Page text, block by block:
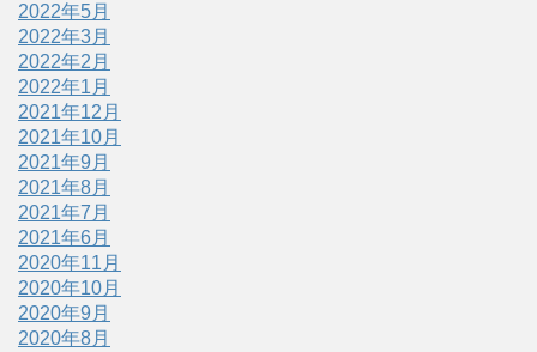
2022年5月
2022年3月
2022年2月
2022年1月
2021年12月
2021年10月
2021年9月
2021年8月
2021年7月
2021年6月
2020年11月
2020年10月
2020年9月
2020年8月